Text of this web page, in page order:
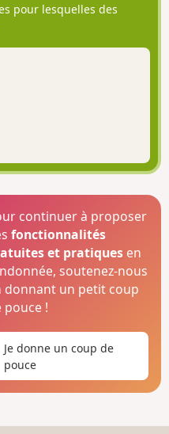
pour lesquelles des
continuer à proposer
fonctionnalités
et pratiques en
soutenez-nous
donnant un petit coup
pouce !
Je donne un coup de
pouce